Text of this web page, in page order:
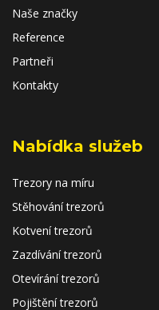
Naše značky
Reference
Partneři
Kontakty
Nabídka služeb
Trezory na míru
Stěhování trezorů
Kotvení trezorů
Zazdívání trezorů
Otevírání trezorů
Pojištění trezorů